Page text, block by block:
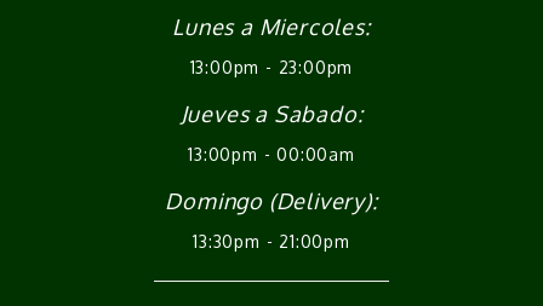
Lunes a Miercoles:
13:00pm - 23:00pm
Jueves a Sabado:
13:00pm - 00:00am
Domingo (Delivery):
13:30pm - 21:00pm